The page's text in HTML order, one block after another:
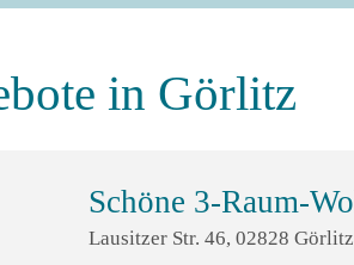
in Görlitz
Schöne 3-Raum-
Lausitzer Str. 46, 02828 Görlitz